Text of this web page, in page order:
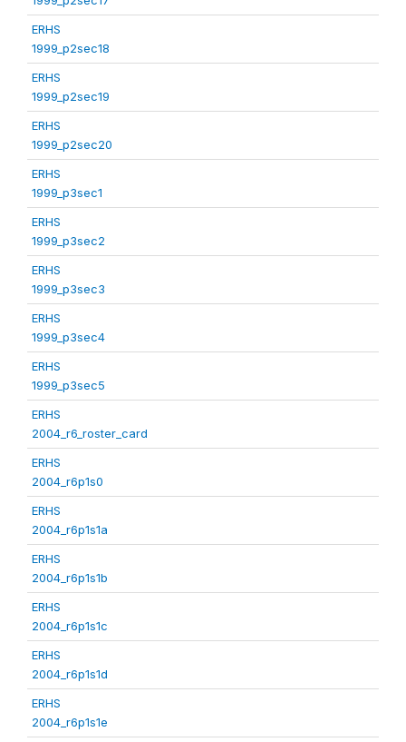
ERHS
1999_p2sec18
ERHS
1999_p2sec19
ERHS
1999_p2sec20
ERHS
1999_p3sec1
ERHS
1999_p3sec2
ERHS
1999_p3sec3
ERHS
1999_p3sec4
ERHS
1999_p3sec5
ERHS
2004_r6_roster_card
ERHS
2004_r6p1s0
ERHS
2004_r6p1s1a
ERHS
2004_r6p1s1b
ERHS
2004_r6p1s1c
ERHS
2004_r6p1s1d
ERHS
2004_r6p1s1e